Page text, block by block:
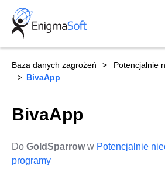
Skip
content
Baza danych zagrożeń
Potencjalnie
BivaApp
BivaApp
Do GoldSparroww Potencjalnie
programy